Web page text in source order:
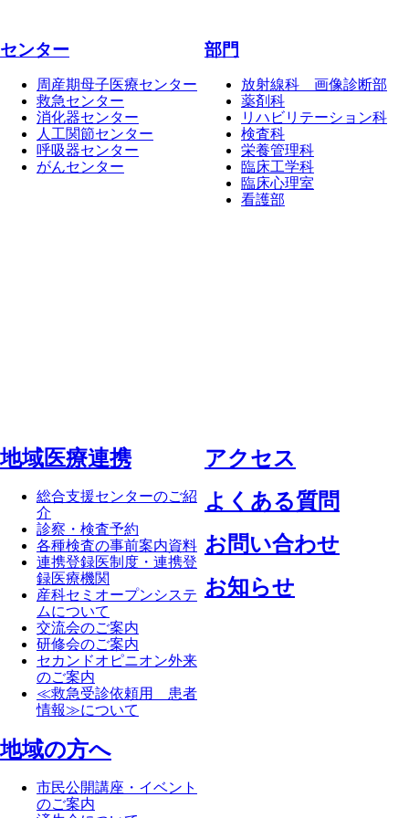
センター
周産期母子医療センター
救急センター
消化器センター
人工関節センター
呼吸器センター
がんセンター
部門
放射線科 画像診断部
薬剤科
リハビリテーション科
検査科
栄養管理科
臨床工学科
臨床心理室
看護部
地域医療連携
総合支援センターのご紹
介
診察・検査予約
各種検査の事前案内資料
連携登録医制度・連携登
録医療機関
産科セミオープンシステ
ムについて
交流会のご案内
研修会のご案内
セカンドオピニオン外来
のご案内
≪救急受診依頼用 患者
情報≫について
地域の方へ
市民公開講座・イベント
のご案内
アクセス
よくある質問
お問い合わせ
お知らせ